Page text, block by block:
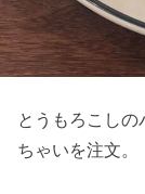
とうもろこしの
ちゃいを注文。